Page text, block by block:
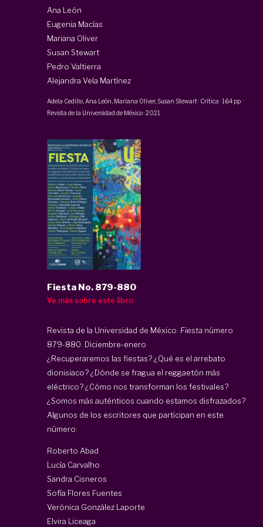
Ana León
Eugenia Macías
Mariana Oliver
Susan Stewart
Pedro Valtierra
Alejandra Vela Martínez
Adela Cedillo, Ana León, Mariana Oliver, Susan Stewart· Crítica ·164 pp ·
Revista de la Universidad de México·2021
Fiesta No. 879-880
Ve más sobre este libro
Revista de la Universidad de México. Fiesta número
879-880. Diciembre-enero
¿Recuperaremos las fiestas? ¿Qué es el arrebato
dionisiaco? ¿Dónde se fragua el reggaetón más
eléctrico? ¿Cómo nos transforman los festivales?
¿Somos más auténticos cuando estamos disfrazados?
Algunos de los escritores que participan en este
número:
Roberto Abad
Lucía Carvalho
Sandra Cisneros
Sofía Flores Fuentes
Verónica González Laporte
Elvira Liceaga